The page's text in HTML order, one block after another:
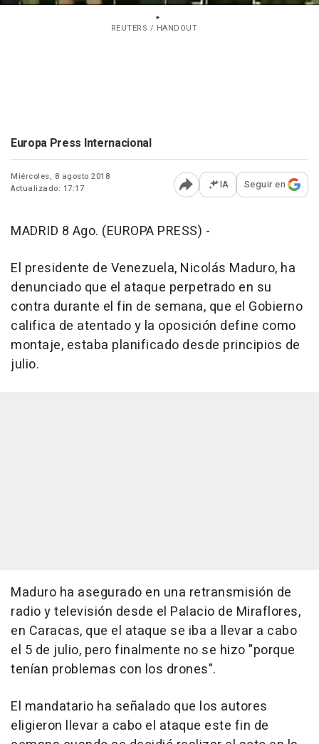
REUTERS / HANDOUT
Europa Press Internacional
Miércoles, 8 agosto 2018
Actualizado: 17:17
Abrir opciones para
IA Seguir en
MADRID 8 Ago. (EUROPA PRESS) -
El presidente de Venezuela, Nicolás Maduro, ha
denunciado que el ataque perpetrado en su
contra durante el fin de semana, que el Gobierno
califica de atentado y la oposición define como
montaje, estaba planificado desde principios de
julio.
Maduro ha asegurado en una retransmisión de
radio y televisión desde el Palacio de Miraflores,
en Caracas, que el ataque se iba a llevar a cabo
el 5 de julio, pero finalmente no se hizo "porque
tenían problemas con los drones".
El mandatario ha señalado que los autores
eligieron llevar a cabo el ataque este fin de